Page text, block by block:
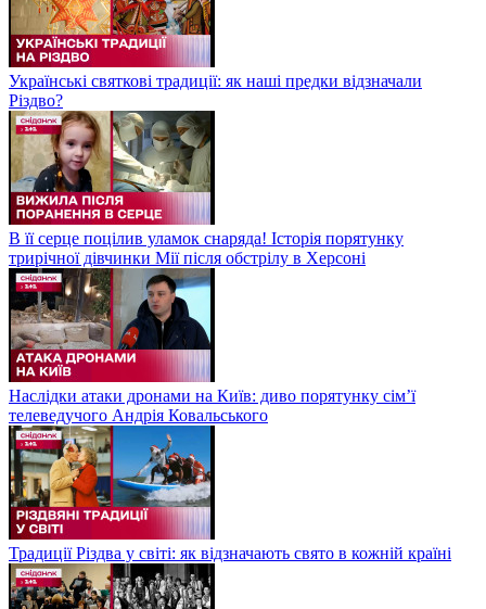
Українські святкові традиції: як наші предки відзначали
Різдво?
В її серце поцілив уламок снаряда! Історія порятунку
трирічної дівчинки Мії після обстрілу в Херсоні
Наслідки атаки дронами на Київ: диво порятунку сім’ї
телеведучого Андрія Ковальського
Традиції Різдва у світі: як відзначають свято в кожній країні